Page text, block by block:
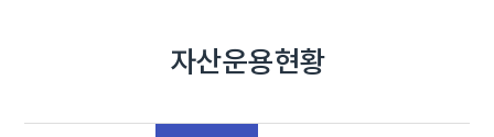
자산운용현황